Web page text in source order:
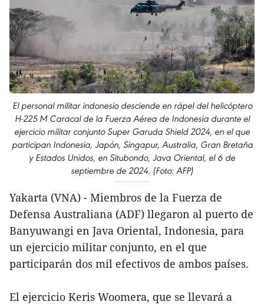
El personal militar indonesio desciende en rápel del helicóptero
H-225 M Caracal de la Fuerza Aérea de Indonesia durante el
ejercicio militar conjunto Super Garuda Shield 2024, en el que
participan Indonesia, Japón, Singapur, Australia, Gran Bretaña
y Estados Unidos, en Situbondo, Java Oriental, el 6 de
septiembre de 2024. (Foto: AFP)
Yakarta (VNA) - Miembros de la Fuerza de
Defensa Australiana (ADF) llegaron al puerto de
Banyuwangi en Java Oriental, Indonesia, para
un ejercicio militar conjunto, en el que
participarán dos mil efectivos de ambos países.
El ejercicio Keris Woomera, que se llevará a